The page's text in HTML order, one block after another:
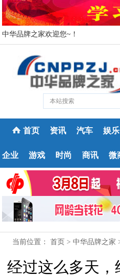
中华品牌之家欢迎您~！
首页 资讯 汽车 娱乐
企业 游戏 时尚 商讯 微
当前位置：首页 >中华品牌之家
经过这么多天